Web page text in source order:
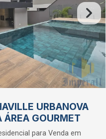
URBANOVA
GOURMET
para Venda em